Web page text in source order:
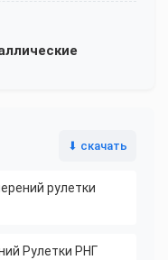
⬇ скачать
рулетки
Рулетки РНГ